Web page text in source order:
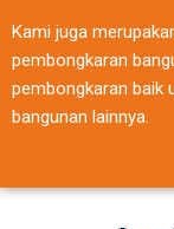
Kami juga
pembongkaran
pembongkaran baik
bangunan lainnya.